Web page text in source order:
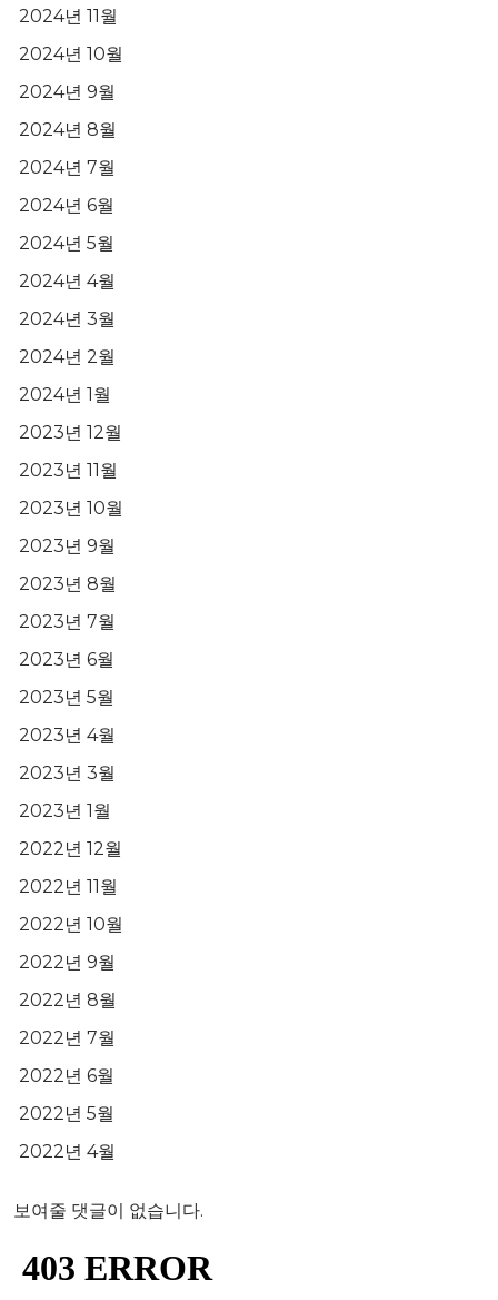
2024년 11월
2024년 10월
2024년 9월
2024년 8월
2024년 7월
2024년 6월
2024년 5월
2024년 4월
2024년 3월
2024년 2월
2024년 1월
2023년 12월
2023년 11월
2023년 10월
2023년 9월
2023년 8월
2023년 7월
2023년 6월
2023년 5월
2023년 4월
2023년 3월
2023년 1월
2022년 12월
2022년 11월
2022년 10월
2022년 9월
2022년 8월
2022년 7월
2022년 6월
2022년 5월
2022년 4월
보여줄 댓글이 없습니다.